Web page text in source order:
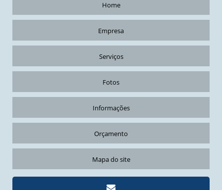
Home
Empresa
Serviços
Fotos
Informações
Orçamento
Mapa do site